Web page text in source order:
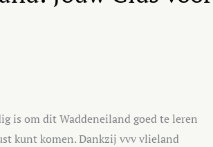
is om dit Waddeneiland goed te leren
kunt komen. Dankzij vvv vlieland